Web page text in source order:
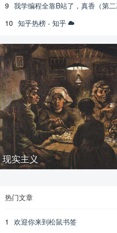
9 我学编程全靠B站了，真香（第二
10 知乎热榜 - 知乎
现实主义
热门文章
1
欢迎你来到松鼠书签